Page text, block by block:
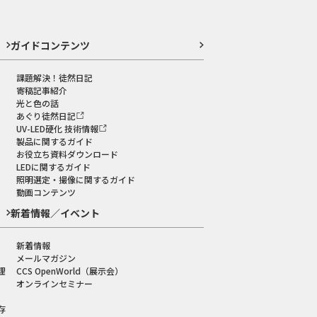
ガイドコンテンツ
課題解決！徒然日記
寄稿記事紹介
光と色の話
あぐり徒然日記
UV-LED硬化 技術情報
製品に関するガイド
お役立ち資料ダウンロード
LEDに関するガイド
照明選定・撮像に関するガイド
動画コンテンツ
新着情報／イベント
新着情報
メールマガジン
CCS OpenWorld（展示会）
オンラインセミナー